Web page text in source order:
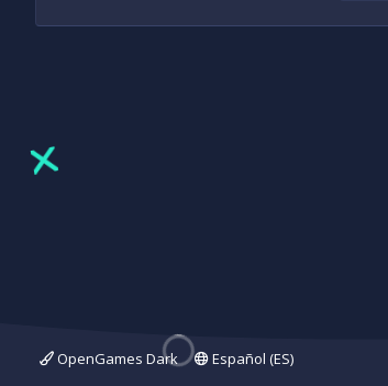
OpenGames Dark Español (ES)